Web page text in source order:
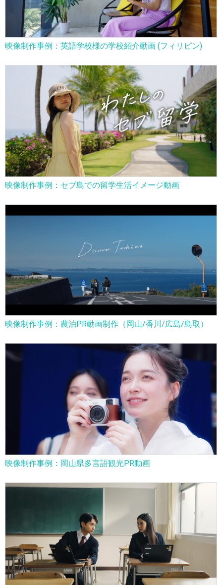
映像制作事例：英語学校様の学校紹介動画 (フィリピン)
映像制作事例：セブ島での留学生活イメージ動画
映像制作事例：農泊PR動画制作（岡山/香川/広島/鳥取）
映像制作事例：岡山県多言語観光PR動画